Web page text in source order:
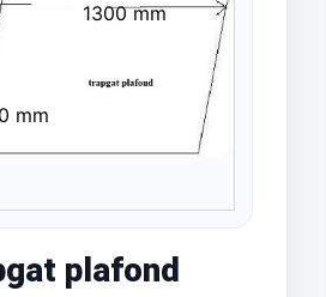
1300 mm
mm
plafond